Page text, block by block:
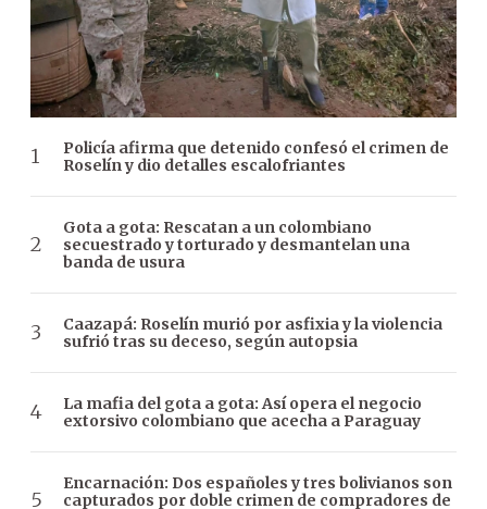
Policía afirma que detenido confesó el crimen de
Roselín y dio detalles escalofriantes
Gota a gota: Rescatan a un colombiano
secuestrado y torturado y desmantelan una
banda de usura
Caazapá: Roselín murió por asfixia y la violencia
sufrió tras su deceso, según autopsia
La mafia del gota a gota: Así opera el negocio
extorsivo colombiano que acecha a Paraguay
Encarnación: Dos españoles y tres bolivianos son
capturados por doble crimen de compradores de